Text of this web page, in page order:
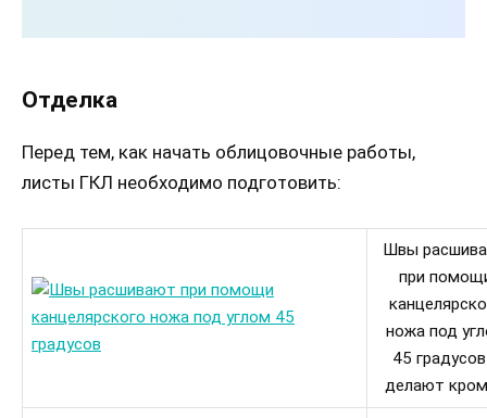
Отделка
Перед тем, как начать облицовочные работы,
листы ГКЛ необходимо подготовить:
Швы
при
ножа под
45
делают